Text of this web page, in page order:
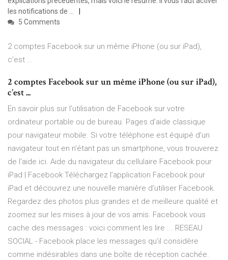
les notifications de …
5 Comments
2 comptes Facebook sur un même iPhone (ou sur iPad),
c’est ...
2 comptes Facebook sur un même iPhone (ou sur iPad),
c’est ...
En savoir plus sur l’utilisation de Facebook sur votre
ordinateur portable ou de bureau. Pages d’aide classique
pour navigateur mobile. Si votre téléphone est équipé d’un
navigateur tout en n’étant pas un smartphone, vous trouverez
de l’aide ici. Aide du navigateur du cellulaire Facebook pour
iPad | Facebook Téléchargez l’application Facebook pour
iPad et découvrez une nouvelle manière d’utiliser Facebook.
Regardez des photos plus grandes et de meilleure qualité et
zoomez sur les mises à jour de vos amis. Facebook vous
cache des messages : voici comment les lire ... RESEAU
SOCIAL - Facebook place les messages qu’il considère
comme indésirables dans une boîte de réception cachée.